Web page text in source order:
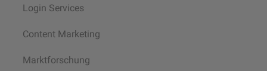
Login Services
Content Marketing
Marktforschung